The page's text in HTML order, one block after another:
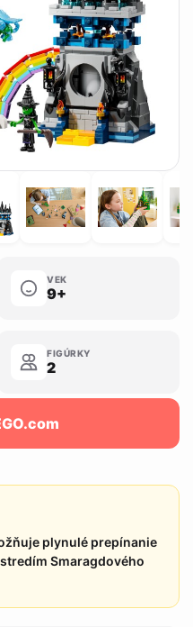
VEK
9+
FIGÚRKY
2
plynulé prepínanie
Smaragdového